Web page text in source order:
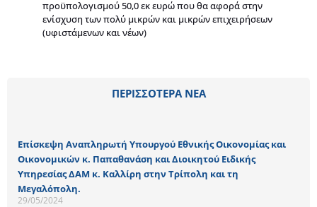
προϋπολογισμού 50,0 εκ ευρώ που θα αφορά στην
ενίσχυση των πολύ μικρών και μικρών επιχειρήσεων
(υφιστάμενων και νέων)
ΠΕΡΙΣΣΟΤΕΡΑ ΝΕΑ
Επίσκεψη Αναπληρωτή Υπουργού Εθνικής Οικονομίας και
Οικονομικών κ. Παπαθανάση και Διοικητού Ειδικής
Υπηρεσίας ΔΑΜ κ. Καλλίρη στην Τρίπολη και τη
Μεγαλόπολη.
29/05/2024